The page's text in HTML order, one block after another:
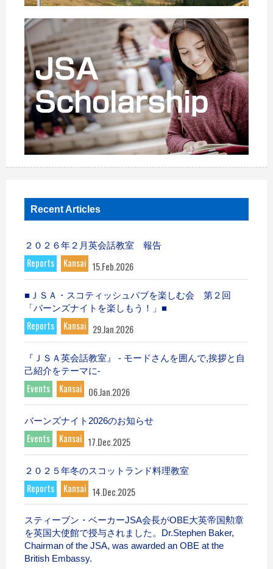
Recent Articles
２０２６年２月英会話教室 報告
Reports Kansai 15.Feb.2026
■ＪＳＡ・スコティッシュパブを楽しむ会 第２回
「バーンズナイトを楽しもう！」■
Reports Kansai 29.Jan.2026
『ＪＳＡ英会話教室』 - モードさんを囲んで,挨拶と自
己紹介をテーマに-
Events Kansai 06.Jan.2026
バーンズナイト2026のお知らせ
Events Kansai 17.Dec.2025
２０２５年冬のスコットランド料理教室
Reports Kansai 14.Dec.2025
スティーブン・ベーカーJSA会長がOBE大英帝国勲章
を英国大使館で授与されました。Dr.Stephen Baker,
Chairman of the JSA, was awarded an OBE at the
British Embassy.